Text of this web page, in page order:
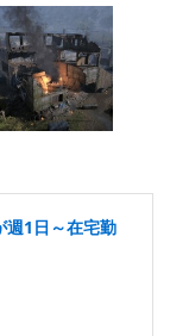
週1日～在宅勤